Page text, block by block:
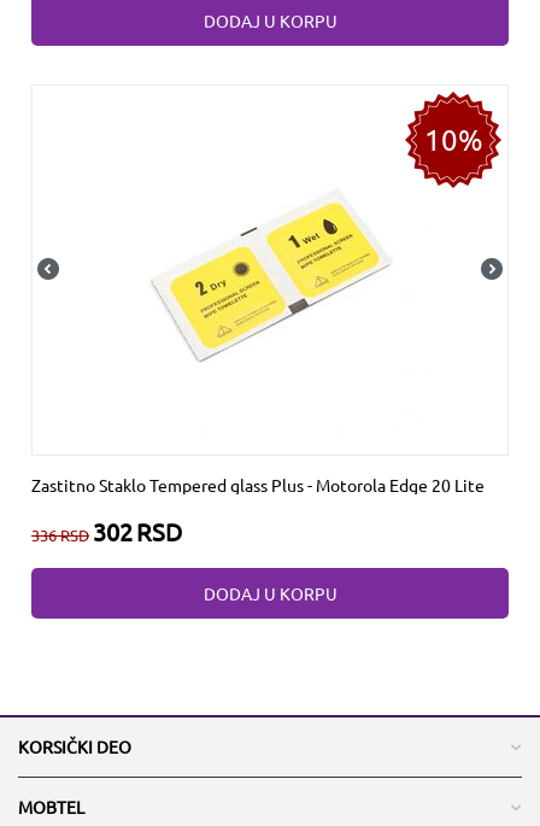
DODAJ U KORPU
10%
Zastitno Staklo Tempered glass Plus - Motorola Edge 20 Lite
336RSD 302RSD
DODAJ U KORPU
KORSIČKI DEO
MOBTEL